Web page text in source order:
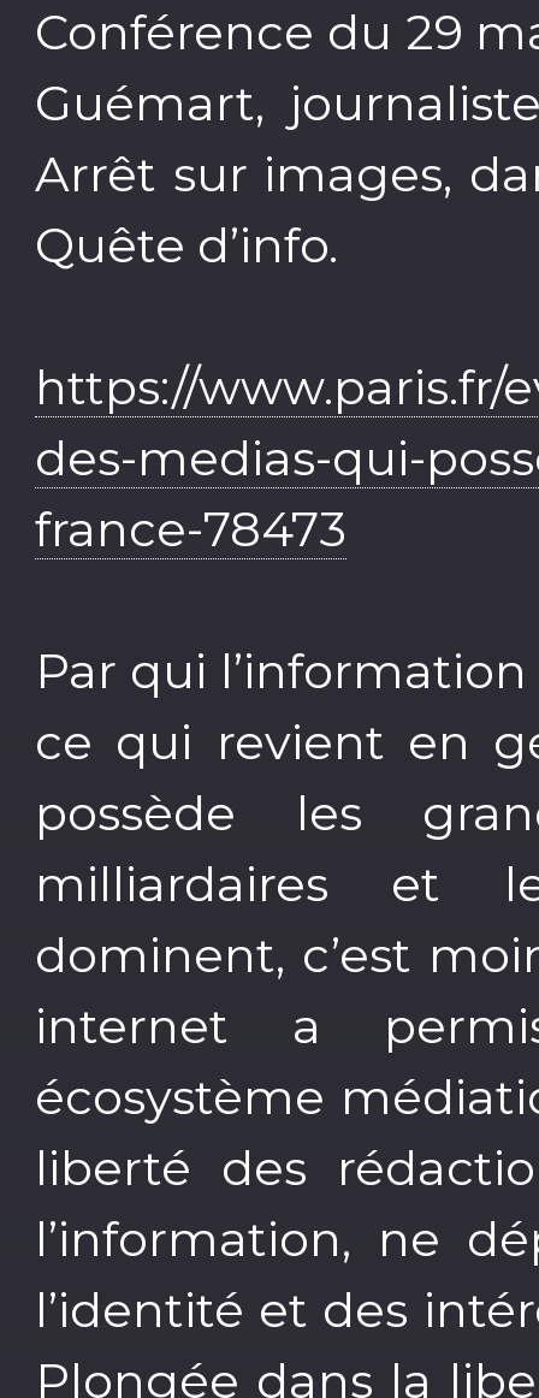
Conférence du 29
Guémart,
Arrêt sur images,
Quête d’info.
https://www.paris.fr/
des-medias-qui-
france-78473
Par qui
ce qui revient en
possède les
milliardaires et
dominent, c’est
internet a
écosystème
liberté des
l’information, ne
l’identité et des
Plongée dans la